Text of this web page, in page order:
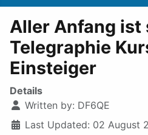
Aller Anfang ist
Telegraphie
Einsteiger
Details
Written by: DF6QE
Last Updated: 02 August